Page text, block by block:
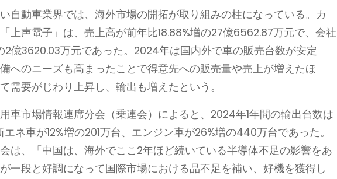
自動車業界では、海外市場の開拓が取り組みの柱になっている。カ
上声電子」は、売上高が前年比18.88%増の27億6562.87万元で、会社
億3620.03万元であった。2024年は国内外で車の販売台数が安定
へのニーズも高まったことで得意先への販売量や売上が増えたほ
需要がじわり上昇し、輸出も増えたという。
市場情報連席分会（乗連会）によると、2024年1年間の輸出台数は
ネ車が12%増の201万台、エンジン車が26%増の440万台であった。
は、「中国は、海外でここ2年ほど続いている半導体不足の影響をあ
一段と好調になって国際市場における品不足を補い、好機を獲得し